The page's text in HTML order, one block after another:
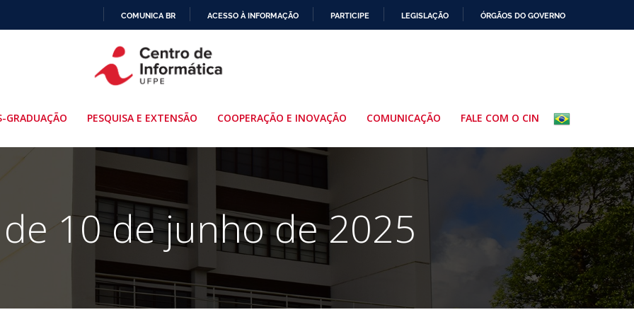
PARA
O
COMUNICA BR ACESSO À INFORMAÇÃO PARTICIPE LEGISLAÇÃO ÓRGÃOS DO GOVERNO
GRADUAÇÃO PESQUISA E EXTENSÃO COOPERAÇÃO E INOVAÇÃO COMUNICAÇÃO FALE COM O CIN
10 de junho de 2025